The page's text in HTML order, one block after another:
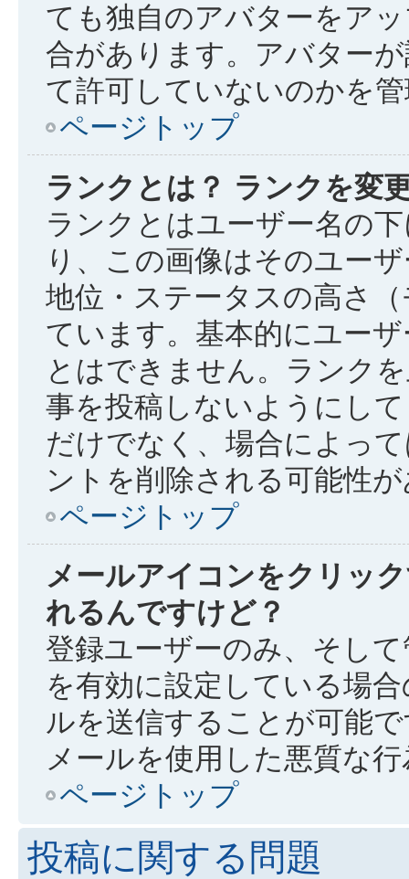
ても独自のアバターをア
合があります。アバター
て許可していないのかを
ページトップ
ランクとは？ ランクを変
ランクとはユーザー名の
り、この画像はそのユー
地位・ステータスの高さ
ています。基本的にユー
とはできません。ランク
事を投稿しないようにし
だけでなく、場合によっ
ントを削除される可能性
ページトップ
メールアイコンをクリッ
れるんですけど？
登録ユーザーのみ、そし
を有効に設定している場
ルを送信することが可能
メールを使用した悪質な
ページトップ
投稿に関する問題